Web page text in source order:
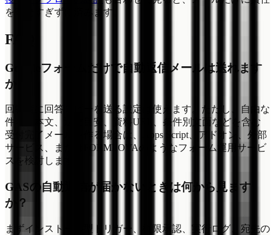
を寄せすぎずに済みます。
FAQ
Googleフォームだけで自動返信メールは送れます
か？
回答者に回答コピーを送る設定は使えます。ただし、自由な
件名や本文、返信目安、資料URL、条件別文面などを含む
受付完了メールを作る場合は、Apps Script、アドオン、外部
サービス、またはFORMLOVAのようなフォーム運用サービ
スを検討します。
GASの自動返信が届かないときは何から見ます
か？
まずインストール型トリガー、権限承認、実行ログ、宛先の